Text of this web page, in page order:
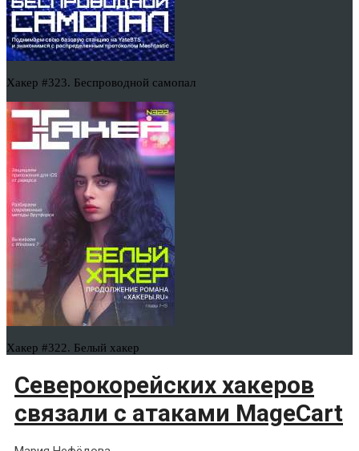
Хакер #323. Беспроводной самопал
Хакер #322. Белый хакер
Северокорейских хакеров
связали с атаками MageCart